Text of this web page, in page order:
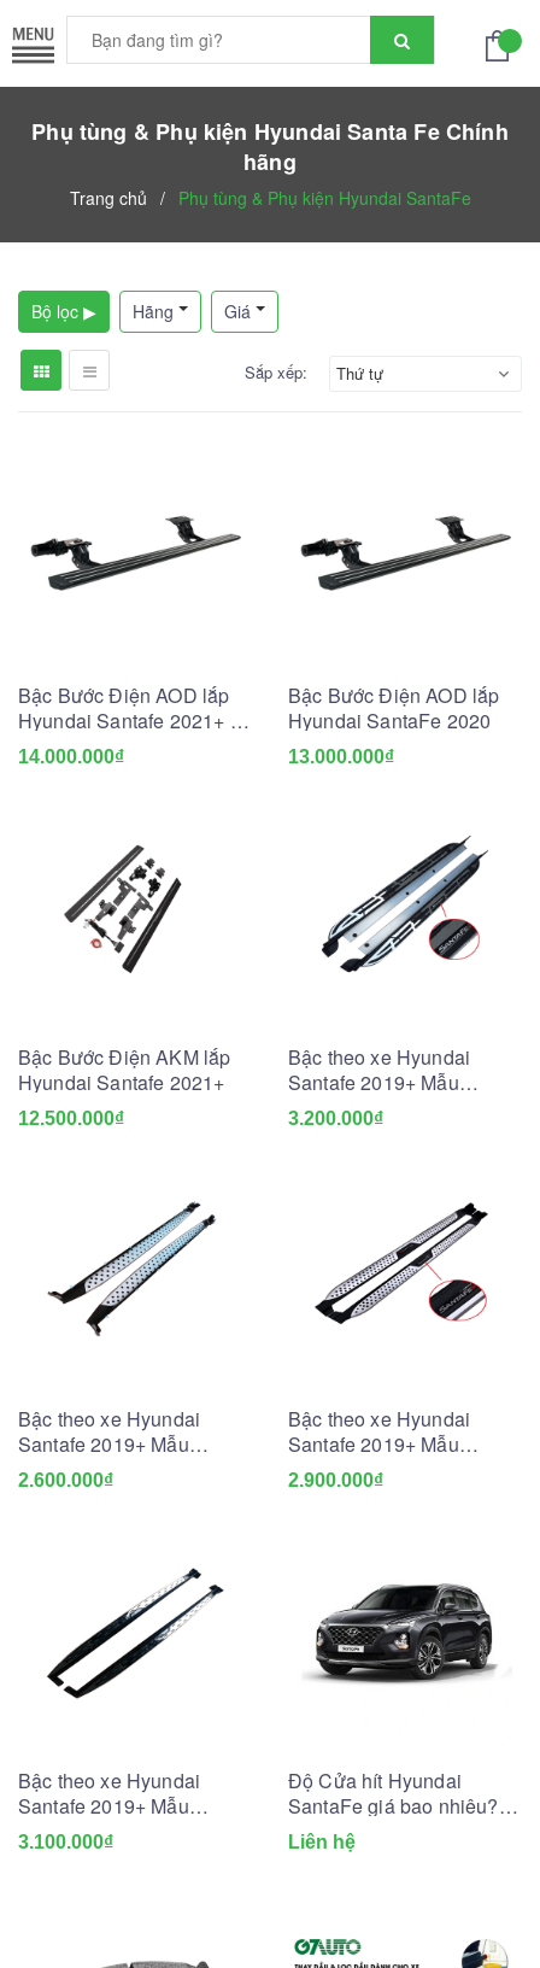
Phụ tùng & Phụ kiện Hyundai Santa Fe Chính
hãng
Trang chủ / Phụ tùng & Phụ kiện Hyundai SantaFe
Bộ lọc ▶ Hãng Giá
Sắp xếp: Thứ tự
Bậc Bước Điện AOD lắp
Hyundai Santafe 2021+ /
Tucson 2022
14.000.000₫
Bậc Bước Điện AOD lắp
Hyundai SantaFe 2020
13.000.000₫
Bậc Bước Điện AKM lắp
Hyundai Santafe 2021+
12.500.000₫
Bậc theo xe Hyundai
Santafe 2019+ Mẫu
G7TX46
3.200.000₫
Bậc theo xe Hyundai
Santafe 2019+ Mẫu
G7TX44
2.600.000₫
Bậc theo xe Hyundai
Santafe 2019+ Mẫu
G7TX45
2.900.000₫
Bậc theo xe Hyundai
Santafe 2019+ Mẫu
G7TX47
3.100.000₫
Độ Cửa hít Hyundai
SantaFe giá bao nhiêu?
Có nên lắp không?
Liên hệ